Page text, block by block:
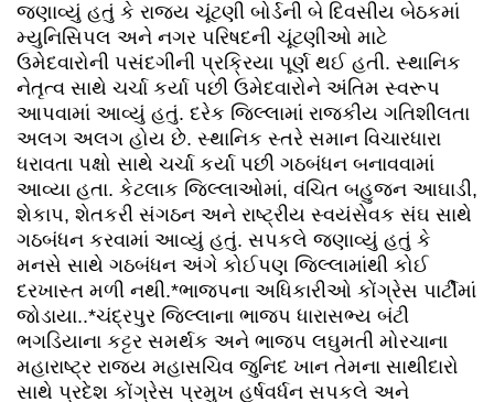
જણાવ્યું હતું કે રાજ્ય ચૂંટણી બોર્ડની બે દિવસીય બેઠકમાં
મ્યુનિસિપલ અને નગર પરિષદની ચૂંટણીઓ માટે
ઉમેદવારોની પસંદગીની પ્રક્રિયા પૂર્ણ થઈ હતી. સ્થાનિક
નેતૃત્વ સાથે ચર્ચા કર્યા પછી ઉમેદવારોને અંતિમ સ્વરૂપ
આપવામાં આવ્યું હતું. દરેક જિલ્લામાં રાજકીય ગતિશીલતા
અલગ અલગ હોય છે. સ્થાનિક સ્તરે સમાન વિચારધારા
ધરાવતા પક્ષો સાથે ચર્ચા કર્યા પછી ગઠબંધન બનાવવામાં
આવ્યા હતા. કેટલાક જિલ્લાઓમાં, વંચિત બહુજન આઘાડી,
શેકાપ, શેતકરી સંગઠન અને રાષ્ટ્રીય સ્વયંસેવક સંઘ સાથે
ગઠબંધન કરવામાં આવ્યું હતું. સપકલે જણાવ્યું હતું કે
મનસે સાથે ગઠબંધન અંગે કોઈપણ જિલ્લામાંથી કોઈ
દરખાસ્ત મળી નથી.*ભાજપના અધિકારીઓ કોંગ્રેસ પાર્ટીમાં
જોડાયા..*ચંદ્રપુર જિલ્લાના ભાજપ ધારાસભ્ય બંટી
ભગડિયાના કટ્ટર સમર્થક અને ભાજપ લઘુમતી મોરચાના
મહારાષ્ટ્ર રાજ્ય મહાસચિવ જુનિદ ખાન તેમના સાથીદારો
સાથે પ્રદેશ કોંગ્રેસ પ્રમુખ હર્ષવર્ધન સપકલે અને